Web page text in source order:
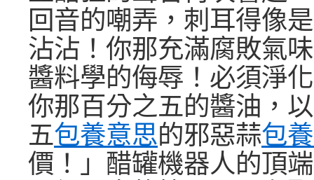
回音的嘲弄，刺耳得像
沾沾！你那充滿腐敗氣
醬料學的侮辱！必須淨
你那百分之五的醬油，
五包養意思的邪惡蒜包
價！」醋罐機器人的頂